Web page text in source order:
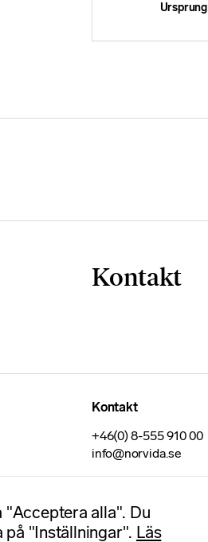
Ursprung
Kontakt
Kontakt
+46(0) 8-555 910 00
info@norvida.se
alla". Du
på "Inställningar". Läs